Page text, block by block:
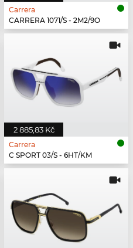
Carrera
CARRERA 1071/S - 2M2/9O
2 885,83 Kč
Carrera
C SPORT 03/S - 6HT/KM